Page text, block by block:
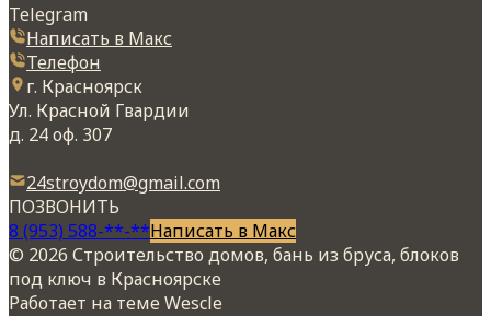
Telegram
Написать в Макс
Телефон
г. Красноярск
Ул. Красной Гвардии
д. 24 оф. 307
24stroydom@gmail.com
ПОЗВОНИТЬ
8 (953) 588-**-**Написать в Макс
© 2026 Строительство домов, бань из бруса, блоков
под ключ в Красноярске
Работает на теме Wescle